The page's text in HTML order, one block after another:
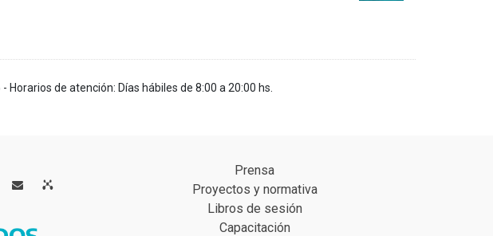
Horarios de atención: Días hábiles de 8:00 a 20:00 hs.
 
Prensa
Proyectos y normativa
Libros de sesión
Capacitación